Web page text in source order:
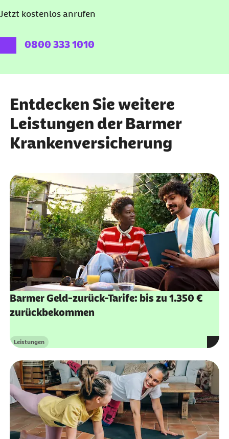
Jetzt kostenlos anrufen
externer Link:
0800 333 1010
Entdecken Sie weitere
Leistungen der Barmer
Krankenversicherung
Barmer Geld-zurück-Tarife: bis zu 1.350 €
zurückbekommen
Kategorie
Leistungen